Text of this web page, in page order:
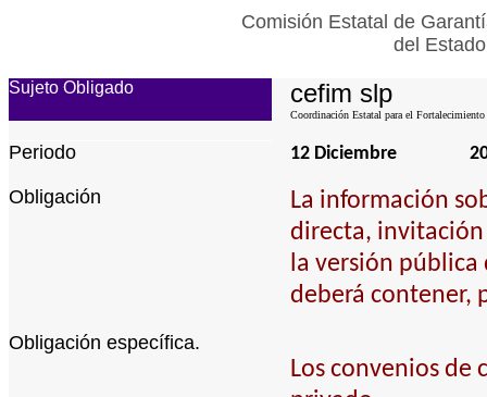
Comisión Estatal de
del
Sujeto Obligado cefim slp
Coordinación Estatal para el
Periodo 12 Diciembre
Obligación
La información
directa,
la versión pública
deberá contener,
Obligación específica.
Los convenios de